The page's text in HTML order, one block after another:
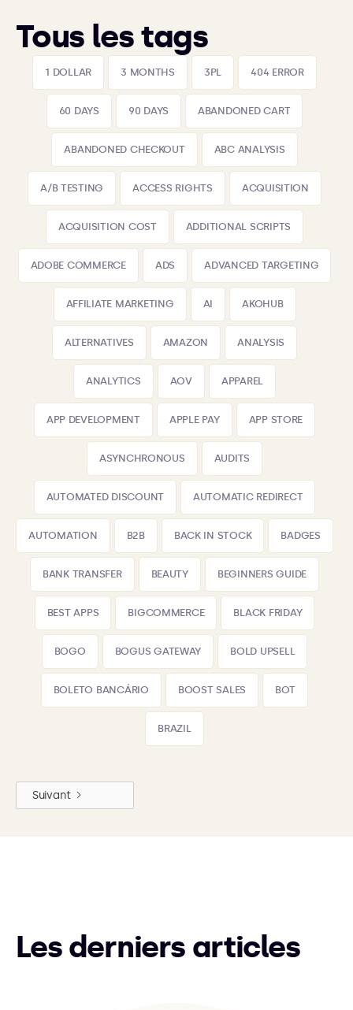
Tous les tags
1 DOLLAR 3 MONTHS 3PL 404 ERROR
60 DAYS 90 DAYS ABANDONED CART
ABANDONED CHECKOUT ABC ANALYSIS
A/B TESTING ACCESS RIGHTS ACQUISITION
ACQUISITION COST ADDITIONAL SCRIPTS
ADOBE COMMERCE ADS ADVANCED TARGETING
AFFILIATE MARKETING AI AKOHUB
ALTERNATIVES AMAZON ANALYSIS
ANALYTICS AOV APPAREL
APP DEVELOPMENT APPLE PAY APP STORE
ASYNCHRONOUS AUDITS
AUTOMATED DISCOUNT AUTOMATIC REDIRECT
AUTOMATION B2B BACK IN STOCK BADGES
BANK TRANSFER BEAUTY BEGINNERS GUIDE
BEST APPS BIGCOMMERCE BLACK FRIDAY
BOGO BOGUS GATEWAY BOLD UPSELL
BOLETO BANCÁRIO BOOST SALES BOT
BRAZIL
Suivant
Les derniers articles